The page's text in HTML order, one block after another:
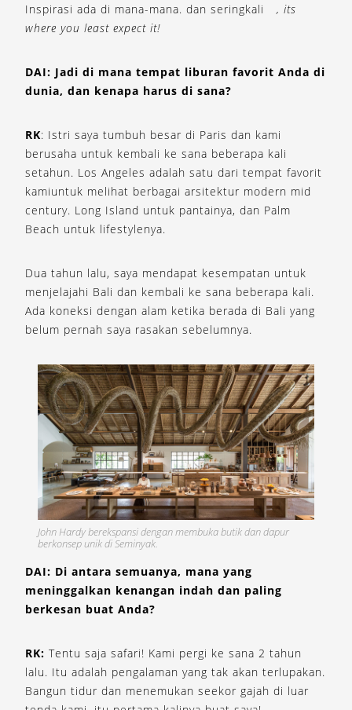
Inspirasi ada di mana-mana. dan seringkali
, its
where you least expect it!
DAI: Jadi di mana tempat liburan favorit Anda di
dunia, dan kenapa harus di sana?
RK: Istri saya tumbuh besar di Paris dan kami
berusaha untuk kembali ke sana beberapa kali
setahun. Los Angeles adalah satu dari tempat favorit
kamiuntuk melihat berbagai arsitektur modern mid
century. Long Island untuk pantainya, dan Palm
Beach untuk lifestylenya.
Dua tahun lalu, saya mendapat kesempatan untuk
menjelajahi Bali dan kembali ke sana beberapa kali.
Ada koneksi dengan alam ketika berada di Bali yang
belum pernah saya rasakan sebelumnya.
John Hardy berekspansi dengan membuka butik dan dapur
berkonsep unik di Seminyak.
DAI: Di antara semuanya, mana yang
meninggalkan kenangan indah dan paling
berkesan buat Anda?
RK: Tentu saja safari! Kami pergi ke sana 2 tahun
lalu. Itu adalah pengalaman yang tak akan terlupakan.
Bangun tidur dan menemukan seekor gajah di luar